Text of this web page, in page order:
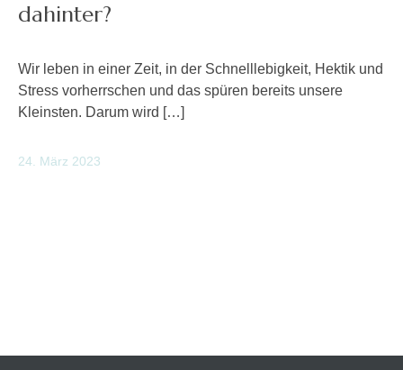
dahinter?
Wir leben in einer Zeit, in der Schnelllebigkeit, Hektik und
Stress vorherrschen und das spüren bereits unsere
Kleinsten. Darum wird […]
24. März 2023